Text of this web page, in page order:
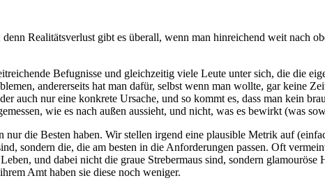
Realitätsverlust gibt es überall, wenn man hinreichend weit nach
Befugnisse und gleichzeitig viele Leute unter sich, die die
andererseits hat man dafür, selbst wenn man wollte, gar keine
auch nur eine konkrete Ursache, und so kommt es, dass man kein
wie es nach außen aussieht, und nicht, was es bewirkt (was
die Besten haben. Wir stellen irgend eine plausible Metrik auf
sondern die, die am besten in die Anforderungen passen. Oft
und dabei nicht die graue Strebermaus sind, sondern
Amt haben sie diese noch weniger.